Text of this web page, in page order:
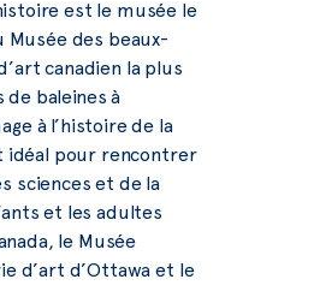
est le musée le
des beaux-
canadien la plus
baleines à
à l’histoire de la
idéal pour rencontrer
sciences et de la
et les adultes
le Musée
d’art d’Ottawa et le